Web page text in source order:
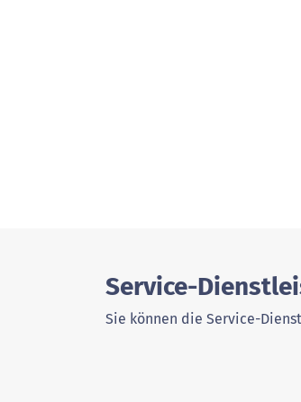
Service-
Sie können die Service-